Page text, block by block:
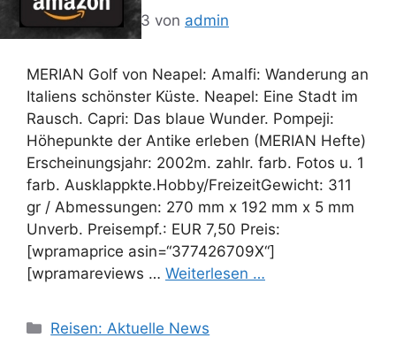
25. Oktober 2013 von admin
MERIAN Golf von Neapel: Amalfi: Wanderung an
Italiens schönster Küste. Neapel: Eine Stadt im
Rausch. Capri: Das blaue Wunder. Pompeji:
Höhepunkte der Antike erleben (MERIAN Hefte)
Erscheinungsjahr: 2002m. zahlr. farb. Fotos u. 1
farb. Ausklappkte.Hobby/FreizeitGewicht: 311
gr / Abmessungen: 270 mm x 192 mm x 5 mm
Unverb. Preisempf.: EUR 7,50 Preis:
[wpramaprice asin=“377426709X“]
[wpramareviews … Weiterlesen …
Kategorien
Reisen: Aktuelle News